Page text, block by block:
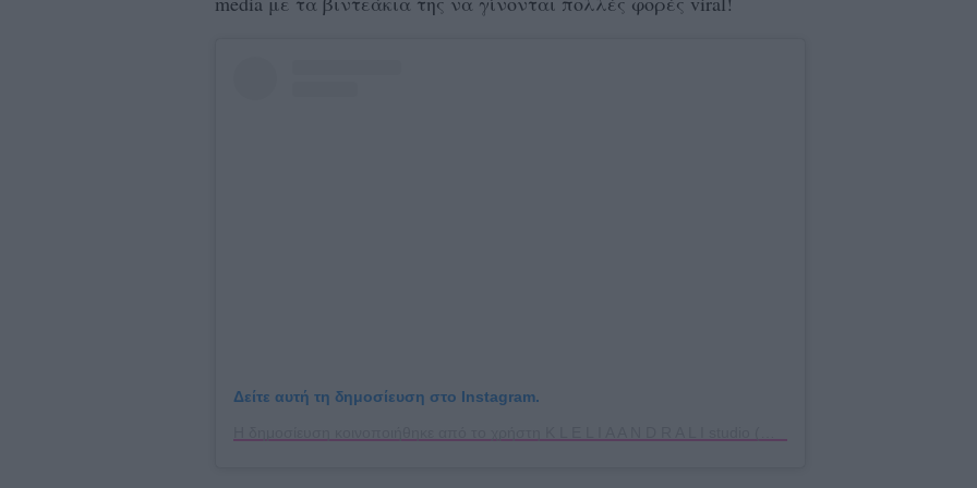
Δείτε αυτή τη δημοσίευση στο Instagram.